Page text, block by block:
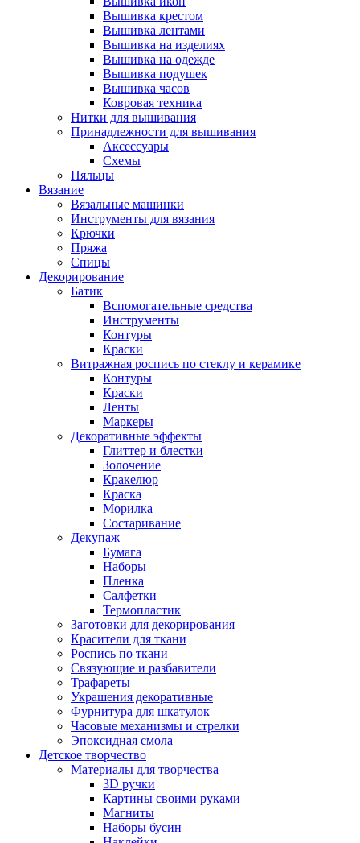
Вышивка крестом
Вышивка лентами
Вышивка на изделиях
Вышивка на одежде
Вышивка подушек
Вышивка часов
Ковровая техника
Нитки для вышивания
Принадлежности для вышивания
Аксессуары
Схемы
Пяльцы
Вязание
Вязальные машинки
Инструменты для вязания
Крючки
Пряжа
Спицы
Декорирование
Батик
Вспомогательные средства
Инструменты
Контуры
Краски
Витражная роспись по стеклу и керамике
Контуры
Краски
Ленты
Маркеры
Декоративные эффекты
Глиттер и блестки
Золочение
Кракелюр
Краска
Морилка
Состаривание
Декупаж
Бумага
Наборы
Пленка
Салфетки
Термопластик
Заготовки для декорирования
Красители для ткани
Роспись по ткани
Связующие и разбавители
Трафареты
Украшения декоративные
Фурнитура для шкатулок
Часовые механизмы и стрелки
Эпоксидная смола
Детское творчество
Материалы для творчества
3D ручки
Картины своими руками
Магниты
Наборы бусин